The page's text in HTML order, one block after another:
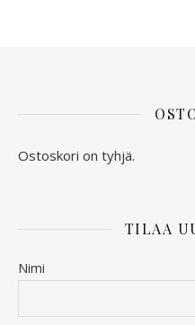
Ostoskori on tyhjä.
TILAA
Nimi